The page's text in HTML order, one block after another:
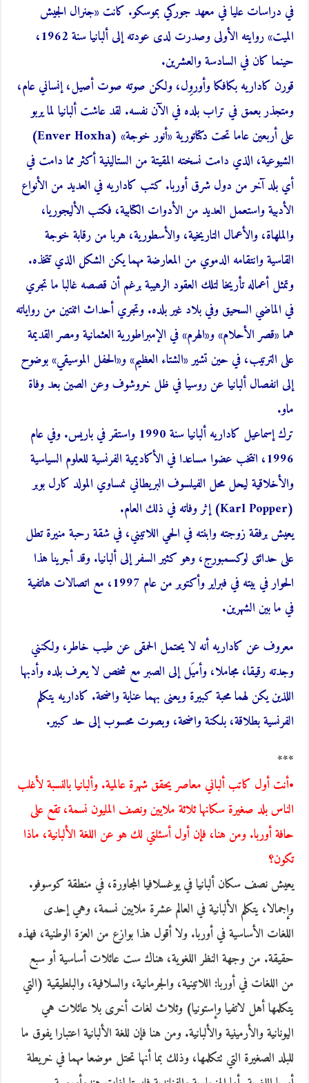
في دراسات عليا في معهد جوركي بموسكو. كانت «جنرال الجيش
الميت» روايته الأولى وصدرت لدى عودته إلى ألبانيا سنة 1962،
حينما كان في السادسة والعشرين.
قورن كاداريه بكافكا وأوروِل، ولكن صوته صوت أصيل، إنساني عام،
ومتجذر بعمق في تراب بلده في الآن نفسه. لقد عاشت ألبانيا لما يربو
على أربعين عاما تحت دكتاتورية «أنور خوجة» (Enver Hoxha)
الشيوعية، الذي دامت نسخته المقيتة من الستالينية أكثر مما دامت في
أي بلد آخر من دول شرق أوربا. كتب كاداريه في العديد من الأنواع
الأدبية واستعمل العديد من الأدوات الكتابية، فكتب الأليجوريا،
والملهاة، والأعمال التاريخية، والأسطورية، هربا من رقابة خوجة
القاسية وانتقامه الدموي من المعارضة مهما يكن الشكل الذي تتخذه.
وتمثل أعماله تأريخا لتلك العقود الرهيبة برغم أن قصصه غالبا ما تجري
في الماضي السحيق وفي بلاد غير بلده. وتجري أحداث اثنتين من رواياته
هما «قصر الأحلام» و«الهرم» في الإمبراطورية العثمانية ومصر القديمة
على الترتيب، في حين تشير «الشتاء العظيم» و«الحفل الموسيقي» بوضوح
إلى انفصال ألبانيا عن روسيا في ظل خروشوف وعن الصين بعد وفاة
ماو.
ترك إسماعيل كاداريه ألبانيا سنة 1990 واستقر في باريس. وفي عام
1996، انتخب عضوا مساعدا في الأكاديمية الفرنسية للعلوم السياسية
والأخلاقية ليحل محل الفيلسوف البريطاني نمساوي المولد كارل بوبر
(Karl Popper) إثر وفاته في ذلك العام.
يعيش برفقة زوجته وابنته في الحي اللاتيني، في شقة رحبة منيرة تطل
على حدائق لوكسمبورج، وهو كثير السفر إلى ألبانيا. وقد أجرينا هذا
الحوار في بيته في فبراير وأكتوبر من عام 1997، مع اتصالات هاتفية
في ما بين الشهرين.
معروف عن كاداريه أنه لا يحتمل الحمقى عن طيب خاطر، ولكنني
وجدته رقيقا، مجاملا، وأميَل إلى الصبر مع شخص لا يعرف بلده وأدبها
اللذين يكن لهما محبة كبيرة ويعنى بهما عناية واضحة. كاداريه يتكلم
الفرنسية بطلاقة، بلكنة واضحة، وبصوت محسوب إلى حد كبير.
***
•أنت أول كاتب ألباني معاصر يحقق شهرة عالمية. وألبانيا بالنسبة لأغلب
الناس بلد صغيرة سكانها ثلاثة ملايين ونصف المليون نسمة، تقع على
حافة أوربا. ومن هنا، فإن أول أسئلتي لك هو عن اللغة الألبانية، ماذا
تكون؟
يعيش نصف سكان ألبانيا في يوغسلافيا المجاورة، في منطقة كوسوفو.
وإجمالا، يتكلم الألبانية في العالم عشرة ملايين نسمة، وهي إحدى
اللغات الأساسية في أوربا. ولا أقول هذا بوازع من العزة الوطنية، فهذه
حقيقة. من وجهة النظر اللغوية، هناك ست عائلات أساسية أو سبع
من اللغات في أوربا: اللاتينية، والجرمانية، والسلافية، والبلطيقية (التي
يتكلمها أهل لاتفيا وإستونيا) وثلاث لغات أخرى بلا عائلات هي
اليونانية والأرمينية والألبانية. ومن هنا فإن للغة الألبانية اعتبارا يفوق ما
للبلد الصغيرة التي تتكلمها، وذلك بما أنها تحتل موضعا مهما في خريطة